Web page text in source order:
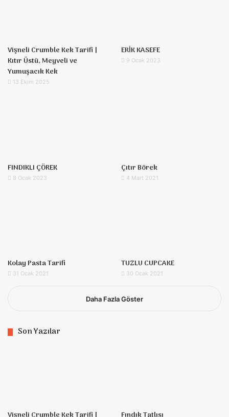
Vişneli Crumble Kek Tarifi |
Kıtır Üstü, Meyveli ve
Yumuşacık Kek
13 Ekim 2025
ERİK KASEFE
9 Ocak 2023
FINDIKLI ÇÖREK
8 Ocak 2023
Çıtır Börek
4 Mart 2021
Kolay Pasta Tarifi
31 Ocak 2021
TUZLU CUPCAKE
30 Ocak 2021
Daha Fazla Göster
Son Yazılar